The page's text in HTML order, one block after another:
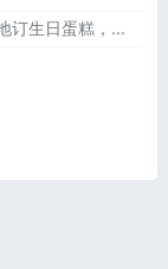
鲜花店提供异地订生日蛋糕，同城送蛋糕，可以订做麻将生日蛋糕，儿童蛋糕，祝寿蛋糕，情侣蛋糕，庆典蛋糕，恶搞生日蛋糕，水果蛋糕等1000多个款式供您选择，市区及乡镇1~2小时免费配送上门！